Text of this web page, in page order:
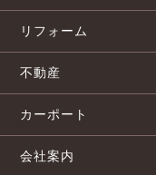
リフォーム
不動産
カーポート
会社案内